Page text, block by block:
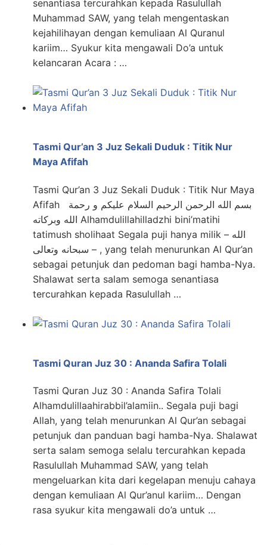
senantiasa tercurahkan kepada Rasulullah
Muhammad SAW, yang telah mengentaskan
kejahilihayan dengan kemuliaan Al Quranul
kariim… Syukur kita mengawali Do’a untuk
kelancaran Acara : …
Tasmi Qur’an 3 Juz Sekali Duduk : Titik Nur
Maya Afifah
Tasmi Qur’an 3 Juz Sekali Duduk : Titik Nur Maya
Afifah بسم الله الرحمن الرحيم السلام عليكم و رحمة
الله وبركاته Alhamdulillahilladzhi bini’matihi
tatimush sholihaat Segala puji hanya milik الله –
سبحانه وتعالى – , yang telah menurunkan Al Qur’an
sebagai petunjuk dan pedoman bagi hamba-Nya.
Shalawat serta salam semoga senantiasa
tercurahkan kepada Rasulullah …
Tasmi Quran Juz 30 : Ananda Safira Tolali
Tasmi Quran Juz 30 : Ananda Safira Tolali
Alhamdulillaahirabbil’alamiin.. Segala puji bagi
Allah, yang telah menurunkan Al Qur’an sebagai
petunjuk dan panduan bagi hamba-Nya. Shalawat
serta salam semoga selalu tercurahkan kepada
Rasulullah Muhammad SAW, yang telah
mengeluarkan kita dari kegelapan menuju cahaya
dengan kemuliaan Al Qur’anul kariim… Dengan
rasa syukur kita mengawali do’a untuk …